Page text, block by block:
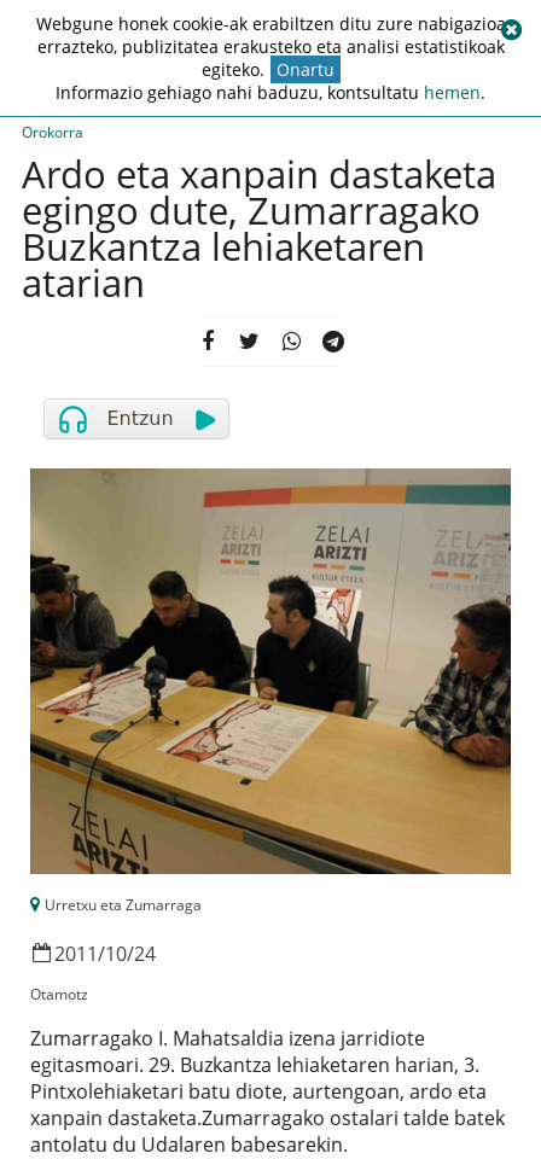
Orokorra
Ardo eta xanpain dastaketa
egingo dute, Zumarragako
Buzkantza lehiaketaren
atarian
Urretxu eta Zumarraga
2011/10/24
Otamotz
Zumarragako I. Mahatsaldia izena jarridiote
egitasmoari. 29. Buzkantza lehiaketaren harian, 3.
Pintxolehiaketari batu diote, aurtengoan, ardo eta
xanpain dastaketa.Zumarragako ostalari talde batek
antolatu du Udalaren babesarekin.
Webgune honek cookie-ak erabiltzen ditu zure nabigazioa
errazteko, publizitatea erakusteko eta analisi estatistikoak
egiteko. Onartu
Informazio gehiago nahi baduzu, kontsultatu hemen.